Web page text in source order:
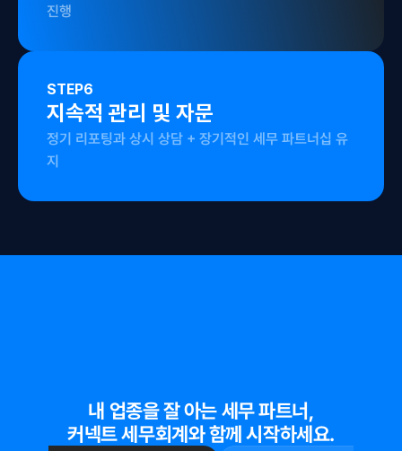
STEP6
지속적 관리 및 자문
정기 리포팅과 상시 상담 + 장기적인 세무 파트너십 유
지
진행
내 업종을 잘 아는 세무 파트너,
커넥트 세무회계와 함께 시작하세요.